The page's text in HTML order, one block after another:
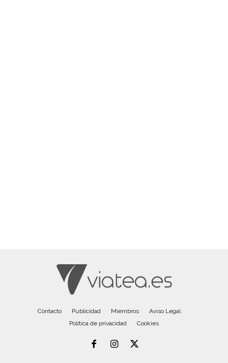
Contacto Publicidad Miembros
Aviso Legal
Política de privacidad
Cookies